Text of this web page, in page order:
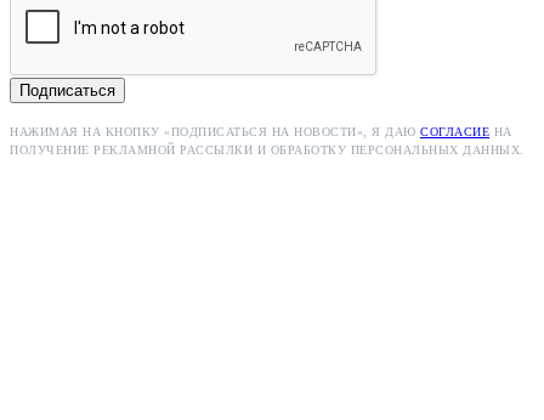
Подписаться
НАЖИМАЯ НА КНОПКУ «ПОДПИСАТЬСЯ НА НОВОСТИ», Я ДАЮ СОГЛАСИЕ НА
ПОЛУЧЕНИЕ РЕКЛАМНОЙ РАССЫЛКИ И ОБРАБОТКУ ПЕРСОНАЛЬНЫХ ДАННЫХ.